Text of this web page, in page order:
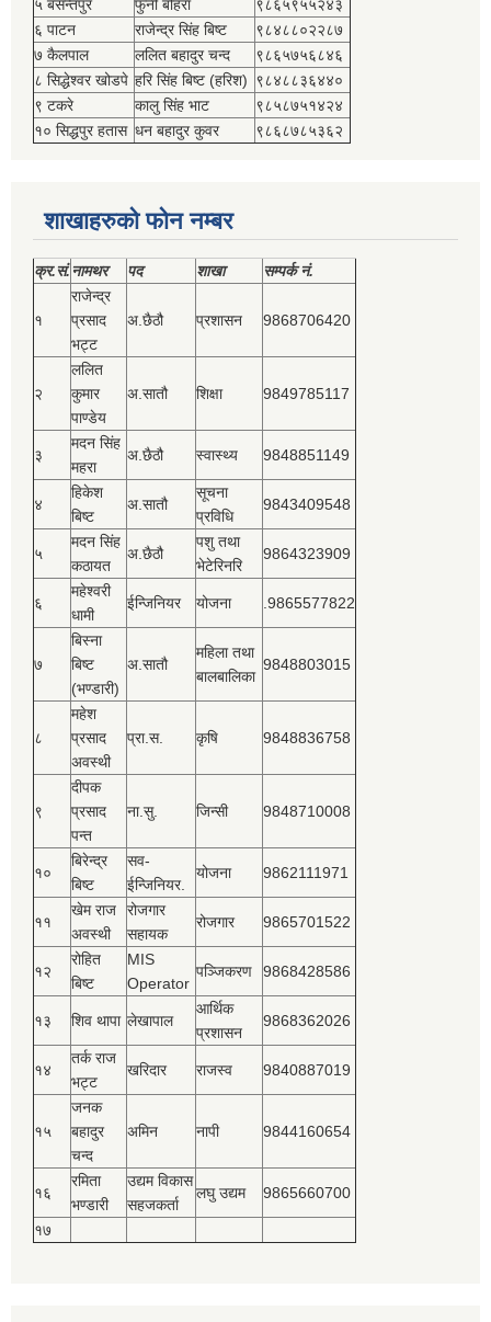
५ बसन्तपुर फुनी बोहरा
९८६५९५५२४३
६ पाटन
राजेन्द्र सिंह बिष्‍ट
९८४८८०२२८७
७ कैलपाल
ललित बहादुर चन्द
९८६५७५६८४६
८ सिद्धेश्‍वर खोडपे हरि सिंह बिष्‍ट (हरिश) ९८४८८३६४४०
९ टकरे
कालु सिंह भाट
९८५८७५१४२४
१० सिद्धपुर हतास धन बहादुर कुवर ९८६८७८५३६२
शाखाहरुको फोन नम्बर
क्र.सं.नामथर पद शाखा सम्‍पर्क नं.
१
राजेन्द्र
प्रसाद
भट्ट
अ.छैठौ प्रशासन 9868706420
२
ललित
कुमार
पाण्डेय
अ.सातौ शिक्षा 9849785117
३
मदन सिंह
महरा
अ.छैठौ स्वास्थ्य 9848851149
४
हिकेश
बिष्‍ट
अ.सातौ
सूचना
प्रविधि
9843409548
५
मदन सिंह
कठायत
अ.छैठौ
पशु तथा
भेटेरिनरि
9864323909
६
महेश्‍वरी
धामी
ईन्जिनियर योजना .9865577822
७
बिस्‍ना
बिष्‍ट
(भण्डारी)
अ.सातौ
महिला तथा
बालबालिका
9848803015
८
महेश
प्रसाद
अवस्थी
प्रा.स. कृषि 9848836758
९
दीपक
प्रसाद
पन्त
ना.सु. जिन्सी 9848710008
१०
बिरेन्द्र
बिष्‍ट
सव-
ईन्जिनियर.
योजना 9862111971
११
खेम राज
अवस्थी
रोजगार
सहायक
रोजगार 9865701522
१२
रोहित
बिष्‍ट
MIS
Operator
पञ्‍जिकरण 9868428586
१३ शिव थापा लेखापाल
आर्थिक
प्रशासन
9868362026
१४
तर्क राज
भट्ट
खरिदार राजस्‍व 9840887019
१५
जनक
बहादुर
चन्द
अमिन नापी 9844160654
१६
रमिता
भण्डारी
उद्यम विकास
सहजकर्ता
लघु उद्यम 9865660700
१७